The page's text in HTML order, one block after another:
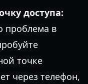
доступа:
проблема в
точке
через телефон,